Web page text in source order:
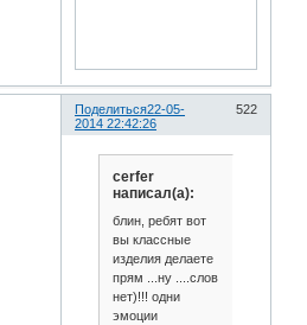
Поделиться 522
22-05-
2014 22:42:26
cerfer
написал(а):
блин, ребят вот
вы классные
изделия делаете
прям ...ну ....слов
нет)!!! одни
эмоции